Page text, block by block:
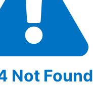
Not Found